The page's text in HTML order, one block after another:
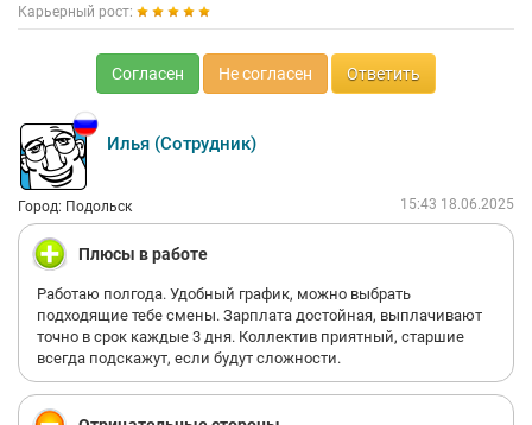
Карьерный рост:
Согласен Не согласен Ответить
Илья (Сотрудник)
Город: Подольск 15:43 18.06.2025
Плюсы в работе
Работаю полгода. Удобный график, можно выбрать
подходящие тебе смены. Зарплата достойная, выплачивают
точно в срок каждые 3 дня. Коллектив приятный, старшие
всегда подскажут, если будут сложности.